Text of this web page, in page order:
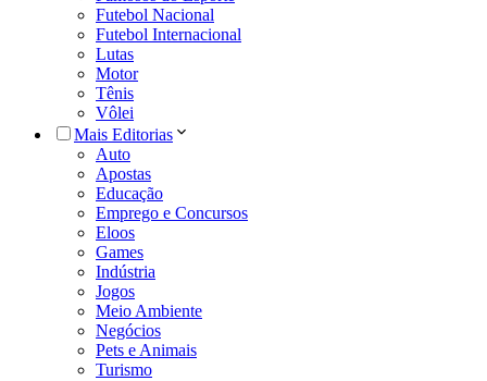
Futebol Nacional
Futebol Internacional
Lutas
Motor
Tênis
Vôlei
Mais Editorias
Auto
Apostas
Educação
Emprego e Concursos
Eloos
Games
Indústria
Jogos
Meio Ambiente
Negócios
Pets e Animais
Turismo